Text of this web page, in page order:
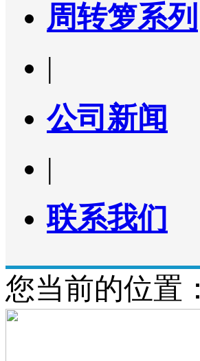
周转箩系列
|
公司新闻
|
联系我们
您当前的位置：